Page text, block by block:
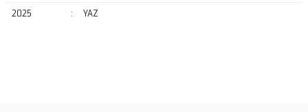
2025 : YAZ